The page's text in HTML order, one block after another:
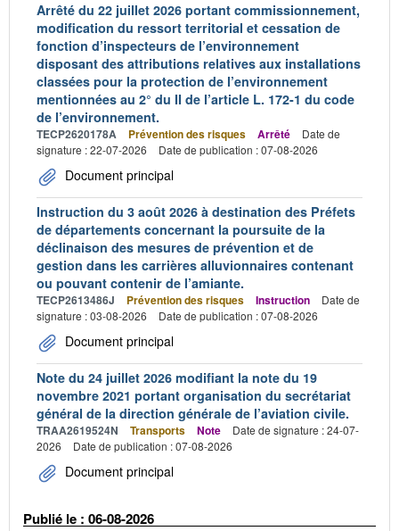
Arrêté du 22 juillet 2026 portant commissionnement,
modification du ressort territorial et cessation de
fonction d’inspecteurs de l’environnement
disposant des attributions relatives aux installations
classées pour la protection de l’environnement
mentionnées au 2° du II de l’article L. 172-1 du code
de l’environnement.
TECP2620178A Prévention des risques Arrêté
Date de
signature : 22-07-2026
Date de publication : 07-08-2026
Document principal
Instruction du 3 août 2026 à destination des Préfets
de départements concernant la poursuite de la
déclinaison des mesures de prévention et de
gestion dans les carrières alluvionnaires contenant
ou pouvant contenir de l’amiante.
TECP2613486J Prévention des risques Instruction
Date de
signature : 03-08-2026
Date de publication : 07-08-2026
Document principal
Note du 24 juillet 2026 modifiant la note du 19
novembre 2021 portant organisation du secrétariat
général de la direction générale de l’aviation civile.
TRAA2619524N Transports Note
Date de signature : 24-07-
2026
Date de publication : 07-08-2026
Document principal
Publié le : 06-08-2026